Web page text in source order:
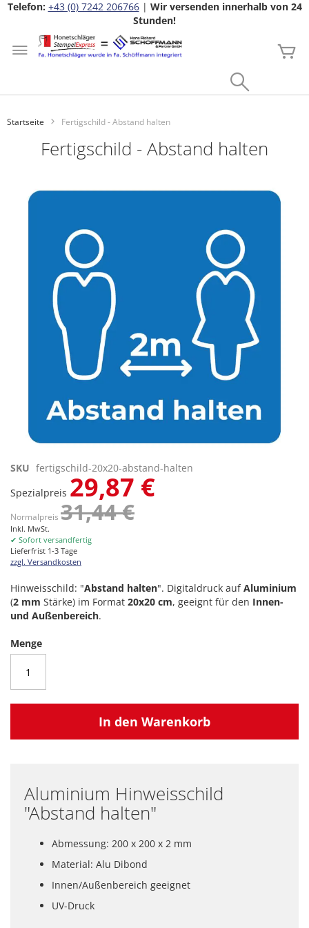
Telefon: +43 (0) 7242 206766| Wir versenden innerhalb von 24
Stunden!
Zum
Inhalt
springen
Startseite Fertigschild - Abstand halten
Fertigschild - Abstand halten
Ende
Zum
der
springen
SKU fertigschild-20x20-abstand-halten
Spezialpreis 29,87 €
Normalpreis 31,44 €
Inkl. MwSt.
✔ Sofort versandfertig
Lieferfrist 1-3 Tage
zzgl. Versandkosten
Hinweisschild: "Abstand halten". Digitaldruck aufAluminium
(2 mm Stärke) im Format 20x20 cm, geeignt für den Innen-
und Außenbereich.
Menge
In den Warenkorb
Aluminium Hinweisschild
"Abstand halten"
Abmessung: 200 x 200 x 2 mm
Material: Alu Dibond
Innen/Außenbereich geeignet
UV-Druck